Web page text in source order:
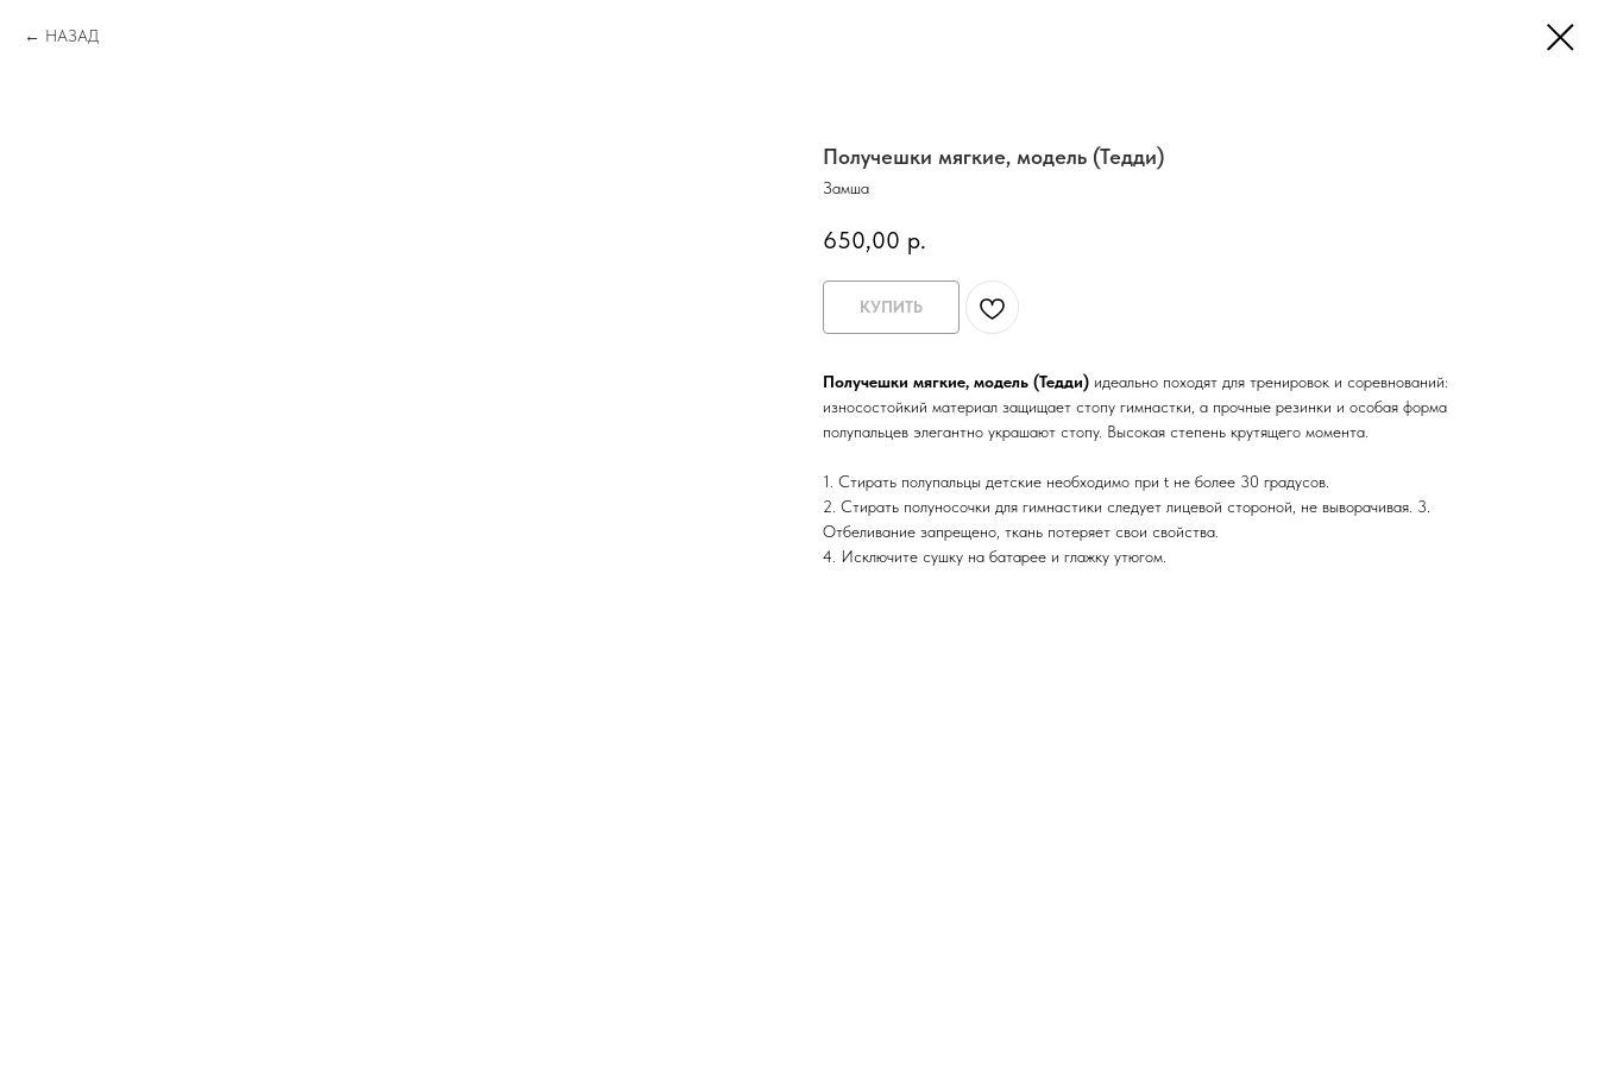
НАЗАД
Получешки мягкие, модель (Тедди)
Замша
650,00 р.
КУПИТЬ
Получешки мягкие, модель (Тедди) идеально походят для тренировок и соревнований:
износостойкий материал защищает стопу гимнастки, а прочные резинки и особая форма
полупальцев элегантно украшают стопу. Высокая степень крутящего момента.
1. Стирать полупальцы детские необходимо при t не более 30 градусов.
2. Стирать полуносочки для гимнастики следует лицевой стороной, не выворачивая. 3.
Отбеливание запрещено, ткань потеряет свои свойства.
4. Исключите сушку на батарее и глажку утюгом.